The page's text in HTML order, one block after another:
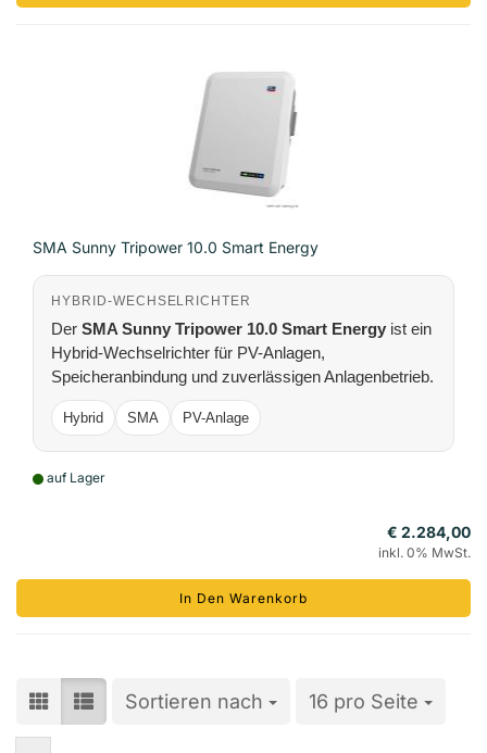
SMA Sunny Tripower 10.0 Smart Energy
HYBRID-WECHSELRICHTER
Der SMA Sunny Tripower 10.0 Smart Energy ist ein
Hybrid-Wechselrichter für PV-Anlagen,
Speicheranbindung und zuverlässigen Anlagenbetrieb.
Hybrid SMA PV-Anlage
auf Lager
€ 2.284,00
inkl. 0% MwSt.
In Den Warenkorb
Sortieren nach
Sortieren nach 16 pro Seite
pro Seite